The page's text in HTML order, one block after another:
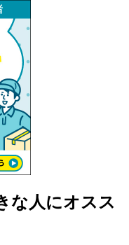
な人にオスス